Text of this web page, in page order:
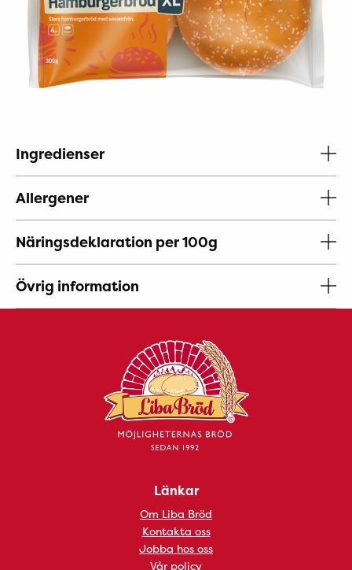
Ingredienser
Allergener
Näringsdeklaration per 100g
Övrig information
Länkar
Om Liba Bröd
Kontakta oss
Jobba hos oss
Vår policy